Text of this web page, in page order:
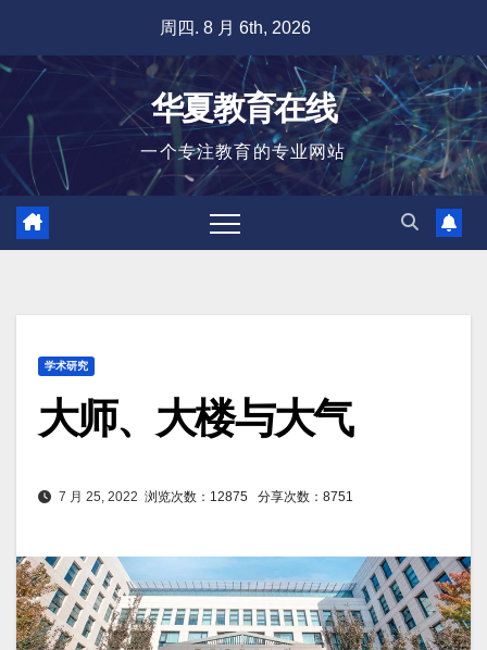
容
周四. 8 月 6th, 2026
华夏教育在线
一个专注教育的专业网站
学术研究
大师、大楼与大气
7 月 25, 2022 浏览次数：12875 分享次数：8751